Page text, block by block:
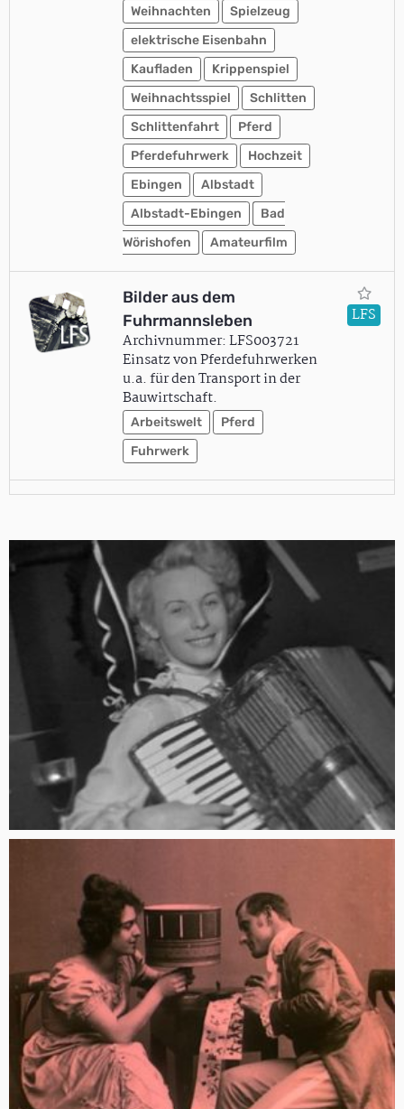
Weihnachten
Spielzeug
elektrische Eisenbahn
Kaufladen
Krippenspiel
Weihnachtsspiel
Schlitten
Schlittenfahrt
Pferd
Pferdefuhrwerk
Hochzeit
Ebingen
Albstadt
Albstadt-Ebingen
Bad
Wörishofen
Amateurfilm
Bilder aus dem
Fuhrmannsleben
Archivnummer: LFS003721
Einsatz von Pferdefuhrwerken
u.a. für den Transport in der
Bauwirtschaft.
Arbeitswelt
Pferd
Fuhrwerk
LFS